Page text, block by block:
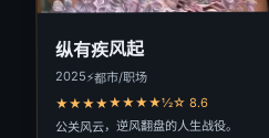
纵有疾风起
2025⚡都市/职场
★★★★★★★★½☆ 8.6
公关风云，逆风翻盘的人生战役。